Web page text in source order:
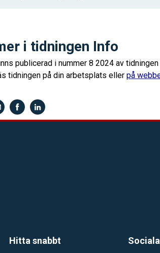
i tidningen Info
publicerad i nummer 8 2024 av
tidningen på din arbetsplats eller på
Hitta snabbt